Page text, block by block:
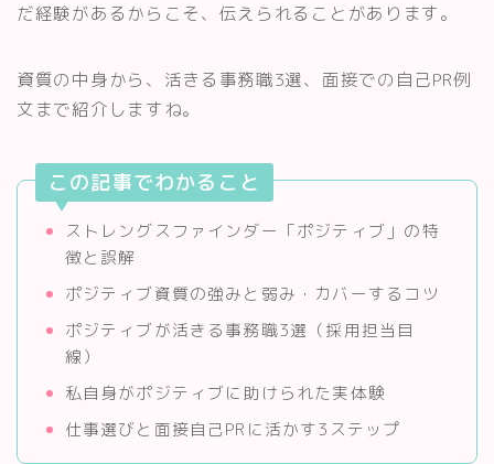
だ経験があるからこそ、伝えられることがあります。
資質の中身から、活きる事務職3選、面接での自己PR例
文まで紹介しますね。
この記事でわかること
ストレングスファインダー「ポジティブ」の特
徴と誤解
ポジティブ資質の強みと弱み・カバーするコツ
ポジティブが活きる事務職3選（採用担当目
線）
私自身がポジティブに助けられた実体験
仕事選びと面接自己PRに活かす3ステップ